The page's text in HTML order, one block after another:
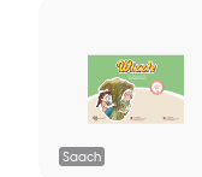
Saach